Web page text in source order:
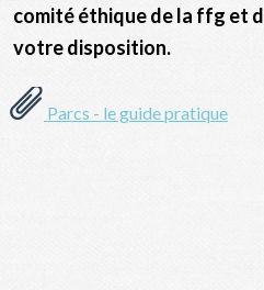
comité éthique de la ffg et
votre disposition.
Parcs - le guide pratique